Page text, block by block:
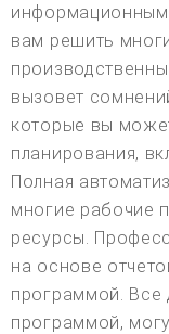
вам решить
вызовет
которые вы
планирования,
Полная
многие рабочие
ресурсы.
на основе
программой. Все
программой,